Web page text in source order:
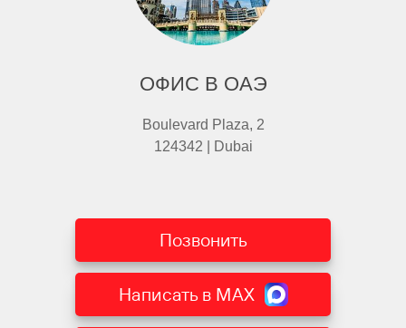
ОФИС В ОАЭ
Boulevard Plaza, 2
124342 | Dubai
Позвонить
Написать в MAX